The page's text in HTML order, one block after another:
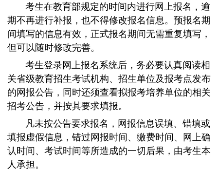
考生在教育部规定的时间内进行网上报名，逾
期不再进行补报，也不得修改报名信息。预报名期
间填写的信息有效，正式报名期间无需重复填写，
但可以随时修改完善。
考生登录网上报名系统后，务必要认真阅读相
关省级教育招生考试机构、招生单位及报考点发布
的网报公告，同时还须查看拟报考培养单位的相关
招考公告，并按其要求填报。
凡未按公告要求报名，网报信息误填、错填或
填报虚假信息，错过网报时间、缴费时间、网上确
认时间、考试时间等所造成的一切后果，由考生本
人承担。